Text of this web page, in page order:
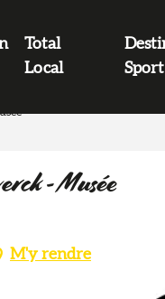
Total
Local
Sport
- Musée
M'y rendre